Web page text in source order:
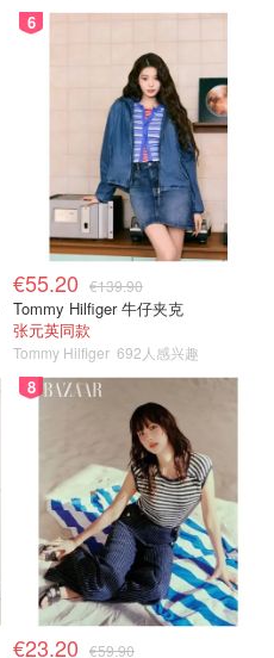
6
€55.20 €139.90
Tommy Hilfiger 牛仔夹克
张元英同款
Tommy Hilfiger 692人感兴趣
8
€23.20 €59.90